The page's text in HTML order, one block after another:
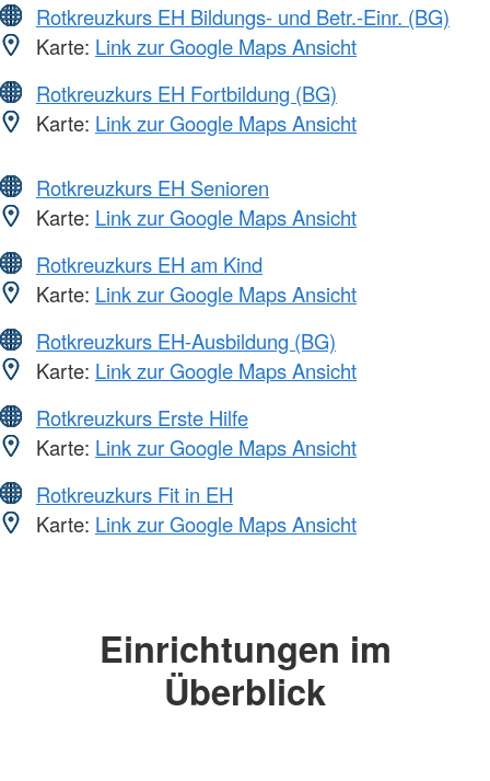
Rotkreuzkurs EH Bildungs- und Betr.-Einr. (BG)
Karte: Link zur Google Maps Ansicht
Rotkreuzkurs EH Fortbildung (BG)
Karte: Link zur Google Maps Ansicht
Rotkreuzkurs EH Senioren
Karte: Link zur Google Maps Ansicht
Rotkreuzkurs EH am Kind
Karte: Link zur Google Maps Ansicht
Rotkreuzkurs EH-Ausbildung (BG)
Karte: Link zur Google Maps Ansicht
Rotkreuzkurs Erste Hilfe
Karte: Link zur Google Maps Ansicht
Rotkreuzkurs Fit in EH
Karte: Link zur Google Maps Ansicht
Einrichtungen im
Überblick